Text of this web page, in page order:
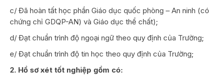
c/ Đã hoàn tất học phần Giáo dục quốc phòng – An ninh (có
chứng chỉ GDQP-AN) và Giáo dục thể chất);
d/ Đạt chuẩn trình độ ngoại ngữ theo quy định của Trường;
e/ Đạt chuẩn trình độ tin học theo quy định của Trường;
2. Hồ sơ xét tốt nghiệp gồm có: